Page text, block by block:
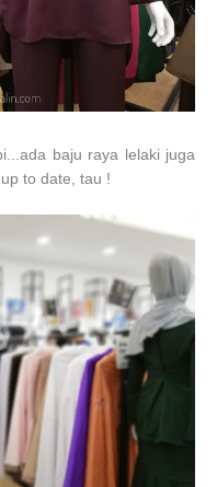
baju raya lelaki juga
to date, tau !